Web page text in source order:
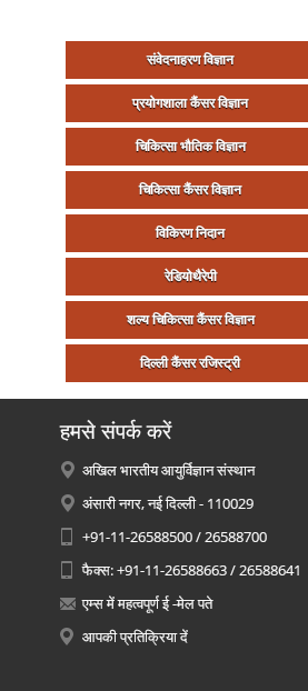
संवेदनाहरण विज्ञान
प्रयोगशाला कैंसर विज्ञान
चिकित्‍सा भौतिक विज्ञान
चिकित्‍सा कैंसर विज्ञान
विकिरण निदान
रेडियोथैरेपी
शल्‍य चिकित्‍सा कैंसर विज्ञान
दिल्‍ली कैंसर रजिस्‍ट्री
हमसे संपर्क करें
अखिल भारतीय आयुर्विज्ञान संस्थान
अंसारी नगर, नई दिल्ली - 110029
+91-11-26588500 / 26588700
फैक्स: +91-11-26588663 / 26588641
एम्स में महत्वपूर्ण ई -मेल पते
आपकी प्रतिक्रिया दें